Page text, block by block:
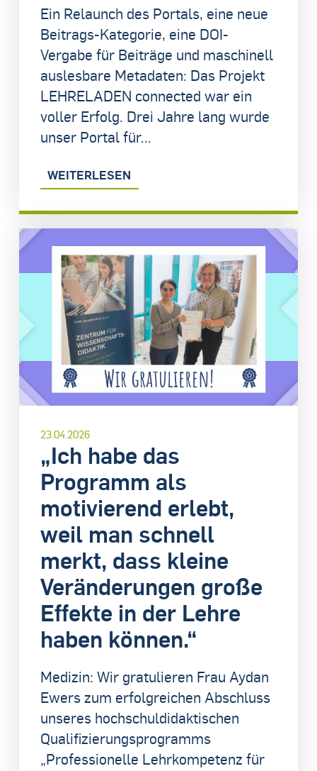
Ein Relaunch des Portals, eine neue
Beitrags-Kategorie, eine DOI-
Vergabe für Beiträge und maschinell
auslesbare Metadaten: Das Projekt
LEHRELADEN connected war ein
voller Erfolg. Drei Jahre lang wurde
unser Portal für...
WEITERLESEN
23.04.2026
„Ich habe das
Programm als
motivierend erlebt,
weil man schnell
merkt, dass kleine
Veränderungen große
Effekte in der Lehre
haben können.“
Medizin: Wir gratulieren Frau Aydan
Ewers zum erfolgreichen Abschluss
unseres hochschuldidaktischen
Qualifizierungsprogramms
„Professionelle Lehrkompetenz für